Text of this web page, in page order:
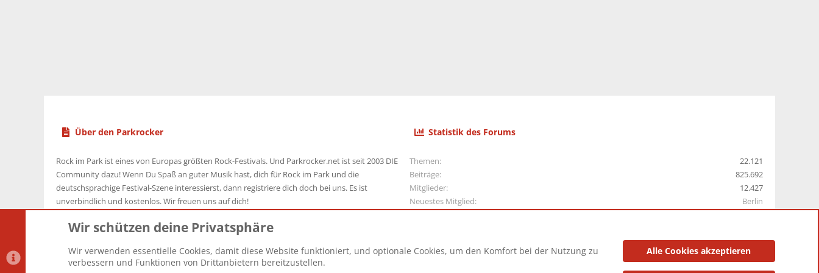
Über den Parkrocker
Rock im Park ist eines von Europas größten Rock-Festivals. Und Parkrocker.net ist seit 2003 DIE
Community dazu! Wenn Du Spaß an guter Musik hast, dich für Rock im Park und die
deutschsprachige Festival-Szene interessierst, dann registriere dich doch bei uns. Es ist
unverbindlich und kostenlos. Wir freuen uns auf dich!
Statistik des Forums
Themen
22.121
Beiträge
825.692
Mitglieder
12.427
Neuestes Mitglied
Berlin
Datenschutz-Einstellungen PR Light Deutsch [Du] Datenschutzerklärung Impressum
Wir schützen deine Privatsphäre
Wir verwenden essentielle Cookies, damit diese Website funktioniert, und optionale Cookies, um den Komfort bei der Nutzung zu
verbessern und Funktionen von Drittanbietern bereitzustellen.
Alle Cookies akzeptieren